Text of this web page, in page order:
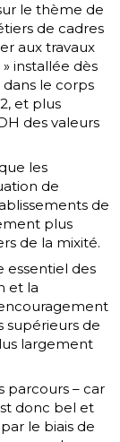
le thème de
de cadres
aux travaux
installée dès
dans le corps
et plus
des valeurs
les
de
de
plus
de la mixité.
essentiel des
et la
supérieurs de
largement
parcours – car
donc bel et
le biais de